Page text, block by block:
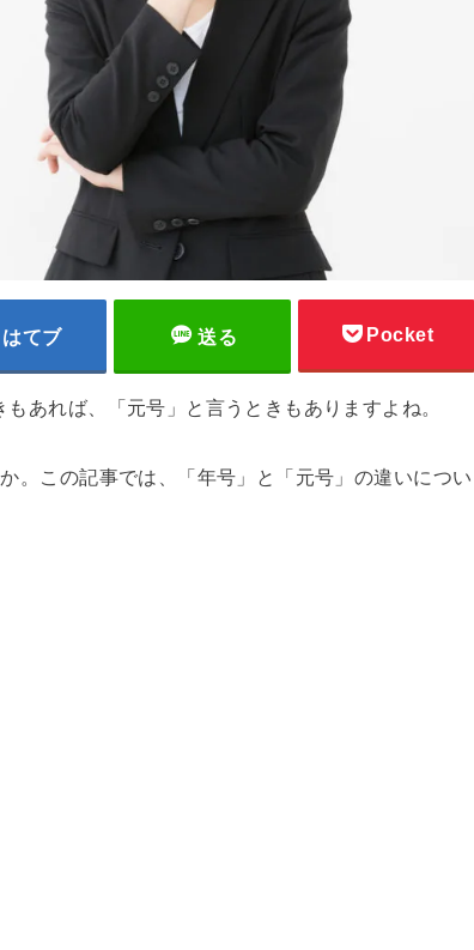
はてブ 送る Pocket
あれば、「元号」と言うときもありますよね。
。この記事では、「年号」と「元号」の違いについ